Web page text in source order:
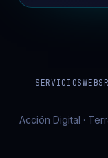
SERVICIOSWEBS
Acción Digital ·